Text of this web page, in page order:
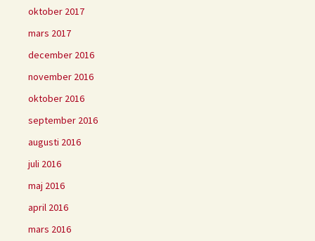
oktober 2017
mars 2017
december 2016
november 2016
oktober 2016
september 2016
augusti 2016
juli 2016
maj 2016
april 2016
mars 2016